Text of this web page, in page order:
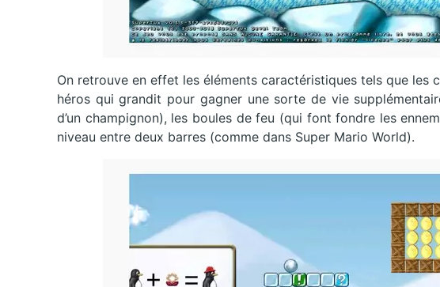
On retrouve en effet les éléments caractéristiques tels que les
héros qui grandit pour gagner une sorte de vie
d’un champignon), les boules de feu (qui font fondre les
niveau entre deux barres (comme dans Super Mario World).